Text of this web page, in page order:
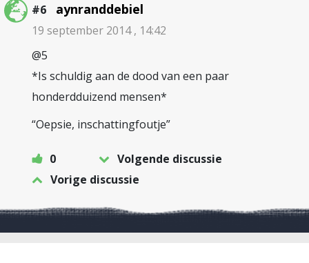
#6 aynranddebiel
19 september 2014 , 14:42
@5
*Is schuldig aan de dood van een paar
honderdduizend mensen*
“Oepsie, inschattingfoutje”
0
Volgende discussie
Vorige discussie